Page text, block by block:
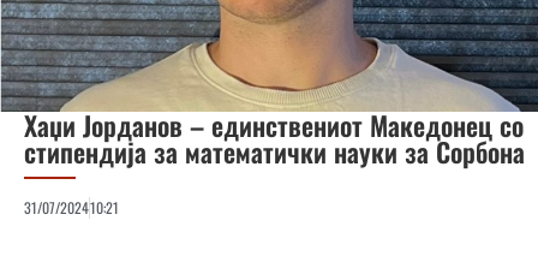
Хаџи Јорданов – единствениот Македонец со
стипендија за математички науки за Сорбона
31/07/202410:21